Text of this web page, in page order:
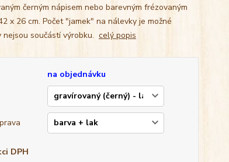
černým nápisem nebo barevným frézovaným
x 26 cm. Počet "jamek" na nálevky je možné
součástí výrobku. celý popis
na objednávku
DPH